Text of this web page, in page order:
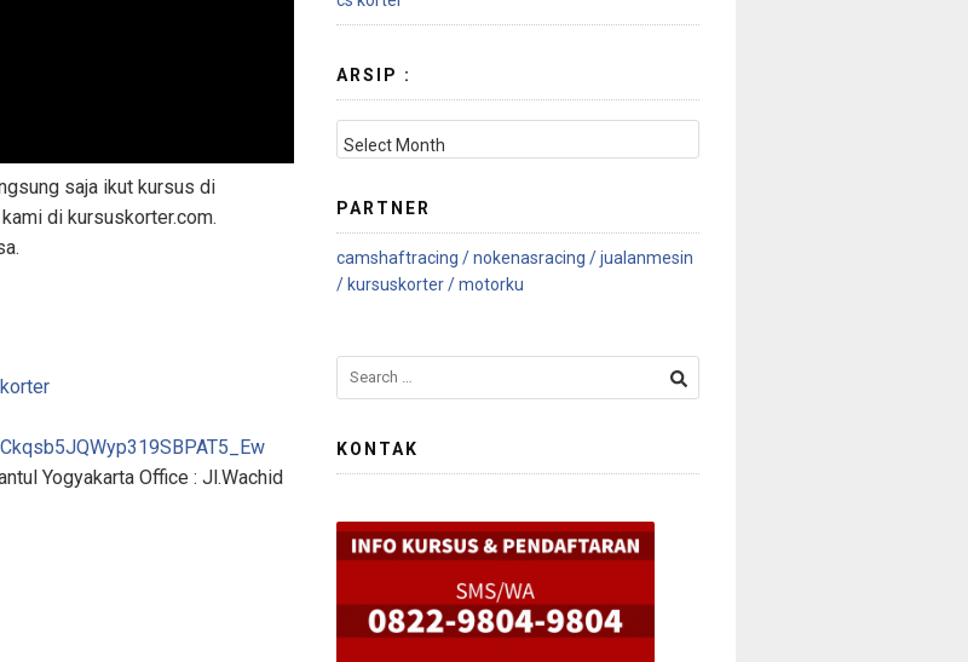
saja ikut kursus di
di kursuskorter.com.
Yogyakarta Office : Jl.Wachid
ARSIP :
PARTNER
camshaftracing /nokenasracing /jualanmesin
/ kursuskorter /motorku
KONTAK